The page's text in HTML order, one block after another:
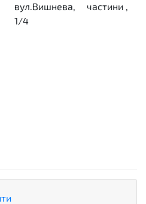
вул.Вишнева,
1/4
частини ,